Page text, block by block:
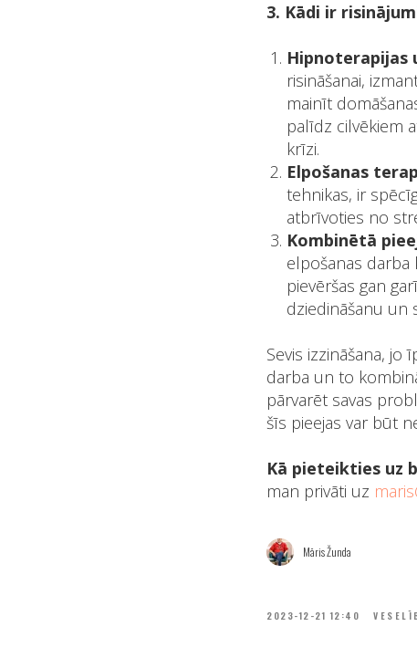
3. Kādi ir
Hipnoterapijas
risināšanai,
mainīt
palīdz cilvēkiem
krīzi.
Elpošanas
tehnikas, ir
atbrīvoties no
Kombinētā
elpošanas darba
pievēršas gan
dziedināšanu un
Sevis izzināšana, jo
darba un to
pārvarēt savas
šīs pieejas var būt
Kā pieteikties uz
man privāti uz
Māris Žunda
2023-12-21 12:40